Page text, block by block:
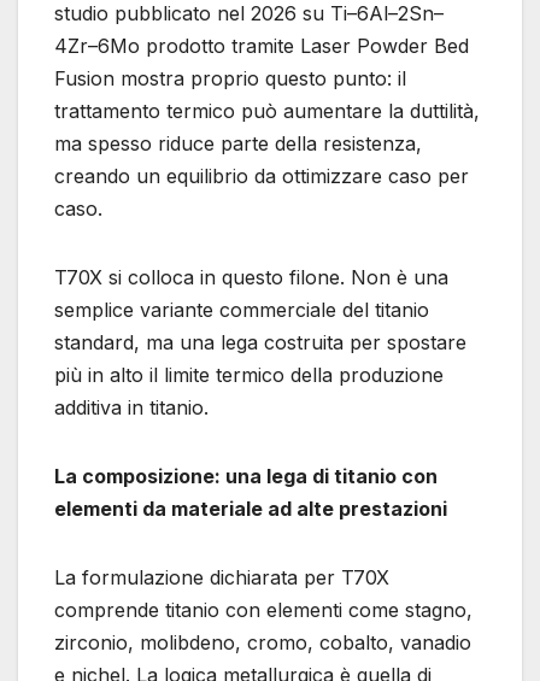
studio pubblicato nel 2026 su Ti–6Al–2Sn–
4Zr–6Mo prodotto tramite Laser Powder Bed
Fusion mostra proprio questo punto: il
trattamento termico può aumentare la duttilità,
ma spesso riduce parte della resistenza,
creando un equilibrio da ottimizzare caso per
caso.
T70X si colloca in questo filone. Non è una
semplice variante commerciale del titanio
standard, ma una lega costruita per spostare
più in alto il limite termico della produzione
additiva in titanio.
La composizione: una lega di titanio con
elementi da materiale ad alte prestazioni
La formulazione dichiarata per T70X
comprende titanio con elementi come stagno,
zirconio, molibdeno, cromo, cobalto, vanadio
e nichel. La logica metallurgica è quella di